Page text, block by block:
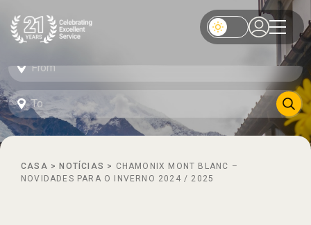
CASA > NOTÍCIAS > CHAMONIX MONT BLANC –
NOVIDADES PARA O INVERNO 2024 / 2025